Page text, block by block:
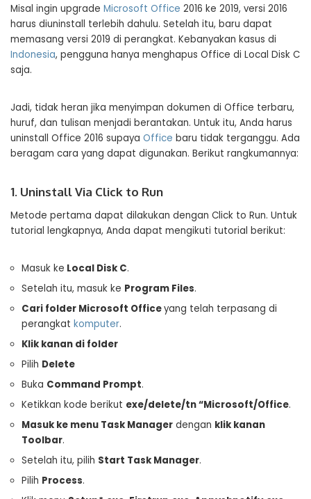
Misal ingin upgrade Microsoft Office 2016 ke 2019, versi 2016
harus diuninstall terlebih dahulu. Setelah itu, baru dapat
memasang versi 2019 di perangkat. Kebanyakan kasus di
Indonesia, pengguna hanya menghapus Office di Local Disk C
saja.
Jadi, tidak heran jika menyimpan dokumen di Office terbaru,
huruf, dan tulisan menjadi berantakan. Untuk itu, Anda harus
uninstall Office 2016 supaya Office baru tidak terganggu. Ada
beragam cara yang dapat digunakan. Berikut rangkumannya:
1. Uninstall Via Click to Run
Metode pertama dapat dilakukan dengan Click to Run. Untuk
tutorial lengkapnya, Anda dapat mengikuti tutorial berikut:
Masuk ke Local Disk C.
Setelah itu, masuk ke Program Files.
Cari folder Microsoft Officeyang telah terpasang di
perangkat komputer.
Klik kanan di folder
Pilih Delete
Buka Command Prompt.
Ketikkan kode berikut exe/delete/tn “Microsoft/Office.
Masuk ke menu Task Manager dengan klik kanan
Toolbar.
Setelah itu, pilih Start Task Manager.
Pilih Process.